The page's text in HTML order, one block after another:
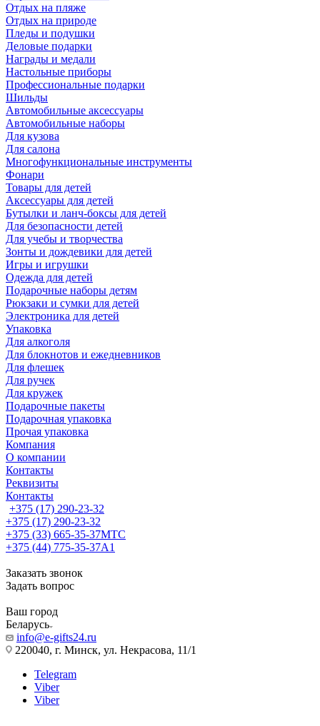
Отдых на пляже
Отдых на природе
Пледы и подушки
Деловые подарки
Награды и медали
Настольные приборы
Профессиональные подарки
Шильды
Автомобильные аксессуары
Автомобильные наборы
Для кузова
Для салона
Многофункциональные инструменты
Фонари
Товары для детей
Аксессуары для детей
Бутылки и ланч-боксы для детей
Для безопасности детей
Для учебы и творчества
Зонты и дождевики для детей
Игры и игрушки
Одежда для детей
Подарочные наборы детям
Рюкзаки и сумки для детей
Электроника для детей
Упаковка
Для алкоголя
Для блокнотов и ежедневников
Для флешек
Для ручек
Для кружек
Подарочные пакеты
Подарочная упаковка
Прочая упаковка
Компания
О компании
Контакты
Реквизиты
Контакты
+375 (17) 290-23-32
+375 (17) 290-23-32
+375 (33) 665-35-37МТС
+375 (44) 775-35-37А1
Заказать звонок
Задать вопрос
Ваш город
Беларусь
info@e-gifts24.ru
220040, г. Минск, ул. Некрасова, 11/1
Telegram
Viber
Viber